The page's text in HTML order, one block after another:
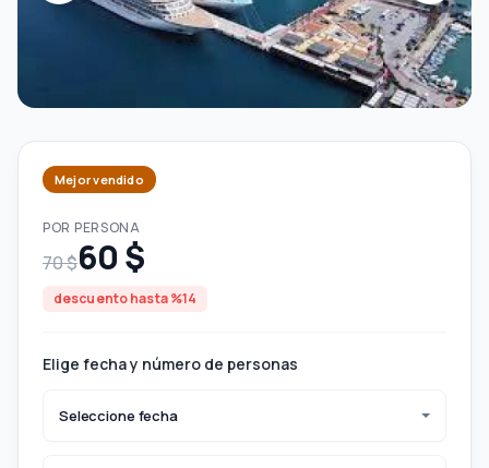
Mejor vendido
POR PERSONA
70 $60 $
descuento hasta %14
Elige fecha y número de personas
Seleccione fecha